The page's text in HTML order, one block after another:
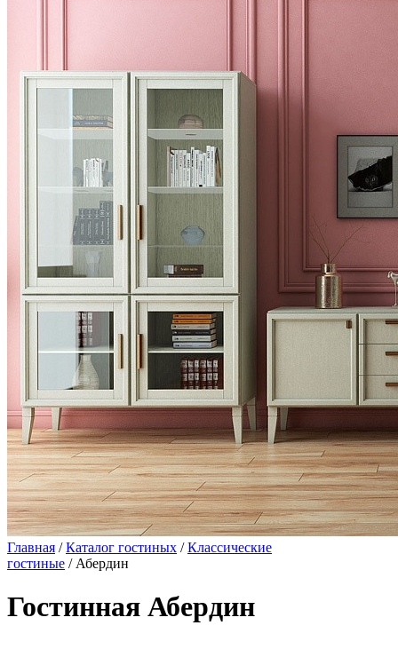
Главная /Каталог гостиных /Классические
гостиные / Абердин
Гостинная Абердин